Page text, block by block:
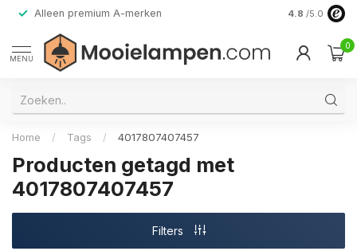
Alleen premium A-merken 4.8 /5.0
MENU
0
Home / Tags / 4017807407457
Producten getagd met
4017807407457
Filters